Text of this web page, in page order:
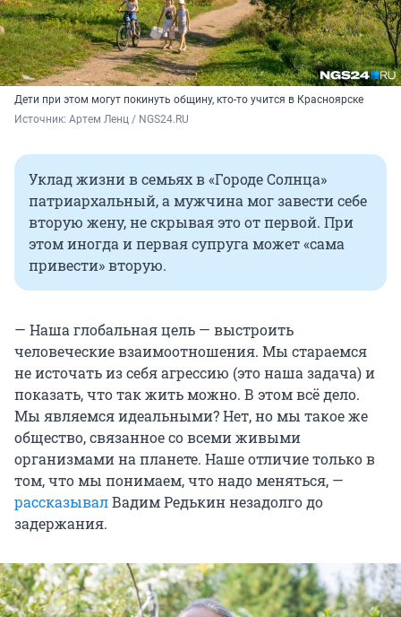
Дети при этом могут покинуть общину, кто-то учится в Красноярске
Источник: Артем Ленц / NGS24.RU
Уклад жизни в семьях в «Городе Солнца»
патриархальный, а мужчина мог завести себе
вторую жену, не скрывая это от первой. При
этом иногда и первая супруга может «сама
привести» вторую.
— Наша глобальная цель — выстроить
человеческие взаимоотношения. Мы стараемся
не источать из себя агрессию (это наша задача) и
показать, что так жить можно. В этом всё дело.
Мы являемся идеальными? Нет, но мы такое же
общество, связанное со всеми живыми
организмами на планете. Наше отличие только в
том, что мы понимаем, что надо меняться, —
рассказывалВадим Редькин незадолго до
задержания.